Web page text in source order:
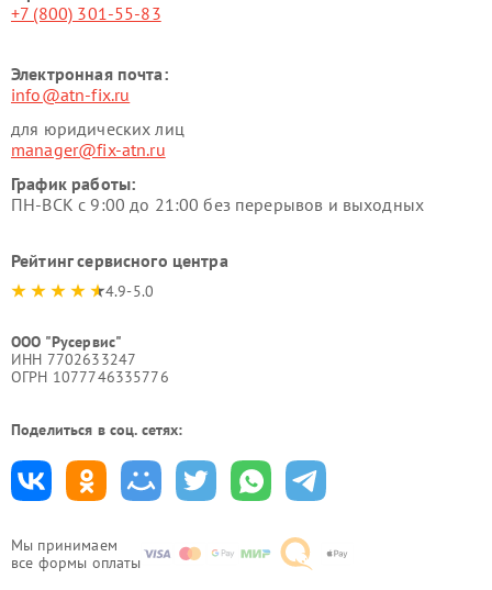
Мы принимаем
все формы оплаты
+7 (800) 301-55-83
Электронная почта:
info@atn-fix.ru
для юридических лиц
manager@fix-atn.ru
График работы:
ПН-ВСК с 9:00 до 21:00 без перерывов и выходных
Рейтинг сервисного центра
4.9-5.0
ООО "Русервис"
ИНН 7702633247
ОГРН 1077746335776
Поделиться в соц. сетях: